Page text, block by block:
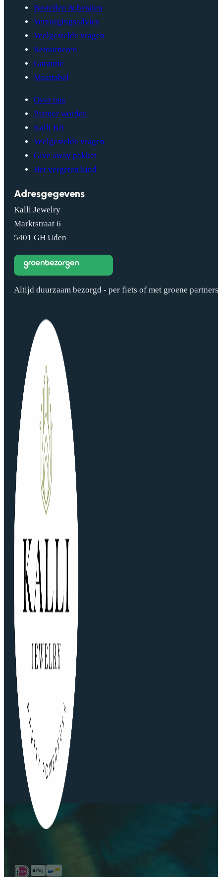
Bestellen & betalen
Verzorgingsadvies
Veelgestelde vragen
Retourneren
Garantie
Maattabel
Over ons
Partner worden
Kalli Kit
Veelgestelde vragen
Give away pakket
Het vergeten kind
Adresgegevens
Kalli Jewelry
Marktstraat 6
5401 GH Uden
Altijd duurzaam bezorgd - per fiets of met groene partners